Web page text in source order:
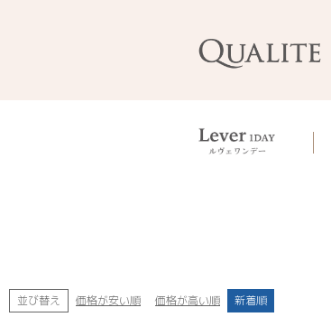
並び替え 価格が安い順 価格が高い順 新着順